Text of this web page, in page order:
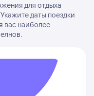
для отдыха
даты поездки
вас наиболее